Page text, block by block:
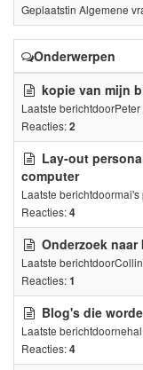
Geplaatstin Algemene
Onderwerpen
kopie van mijn
Laatste berichtdoorPeter
Reacties:2
Lay-out
computer
Laatste berichtdoormai's
Reacties:4
Onderzoek
Laatste berichtdoor
Reacties:1
Blog's die
Laatste berichtdoornehal
Reacties:4